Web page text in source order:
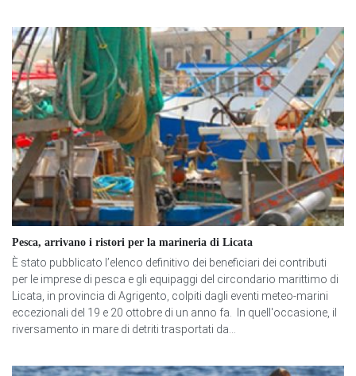
Pesca, arrivano i ristori per la marineria di Licata
È stato pubblicato l’elenco definitivo dei beneficiari dei contributi
per le imprese di pesca e gli equipaggi del circondario marittimo di
Licata, in provincia di Agrigento, colpiti dagli eventi meteo-marini
eccezionali del 19 e 20 ottobre di un anno fa. In quell'occasione, il
riversamento in mare di detriti trasportati da...